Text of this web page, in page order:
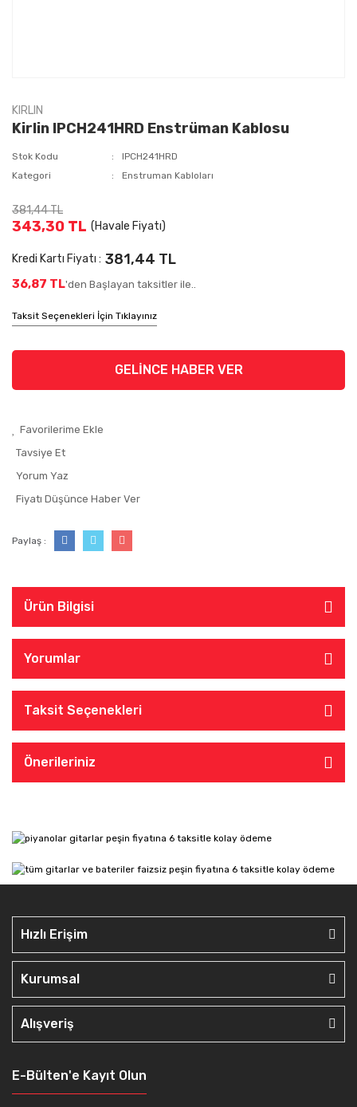
KIRLIN
Kirlin IPCH241HRD Enstrüman Kablosu
Stok Kodu
IPCH241HRD
Kategori
Enstruman Kabloları
381,44 TL
343,30 TL (Havale Fiyatı)
Kredi Kartı Fiyatı : 381,44 TL
36,87 TL'den Başlayan taksitler ile..
Taksit Seçenekleri İçin Tıklayınız
GELİNCE HABER VER
Tavsiye Et
Yorum Yaz
Fiyatı Düşünce Haber Ver
Paylaş :
Ürün Bilgisi
Yorumlar
Taksit Seçenekleri
Önerileriniz
Hızlı Erişim
Kurumsal
Alışveriş
E-Bülten'e Kayıt Olun